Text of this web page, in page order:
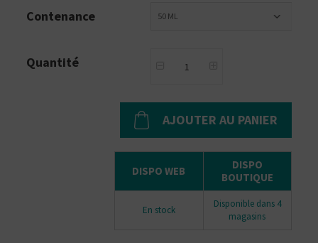
Contenance 50 ML
Quantité
AJOUTER AU PANIER
DISPO WEB
DISPO
BOUTIQUE
En stock
Disponible dans 4
magasins